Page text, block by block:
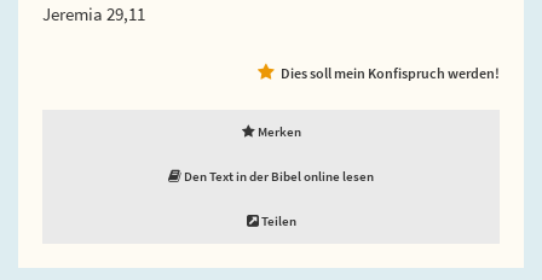
Jeremia 29,11
Dies soll mein Konfispruch werden!
Merken
Den Text in der Bibel online lesen
Teilen